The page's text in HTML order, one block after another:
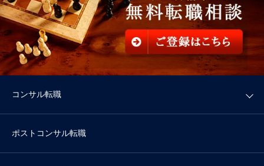
コンサル転職
ポストコンサル転職